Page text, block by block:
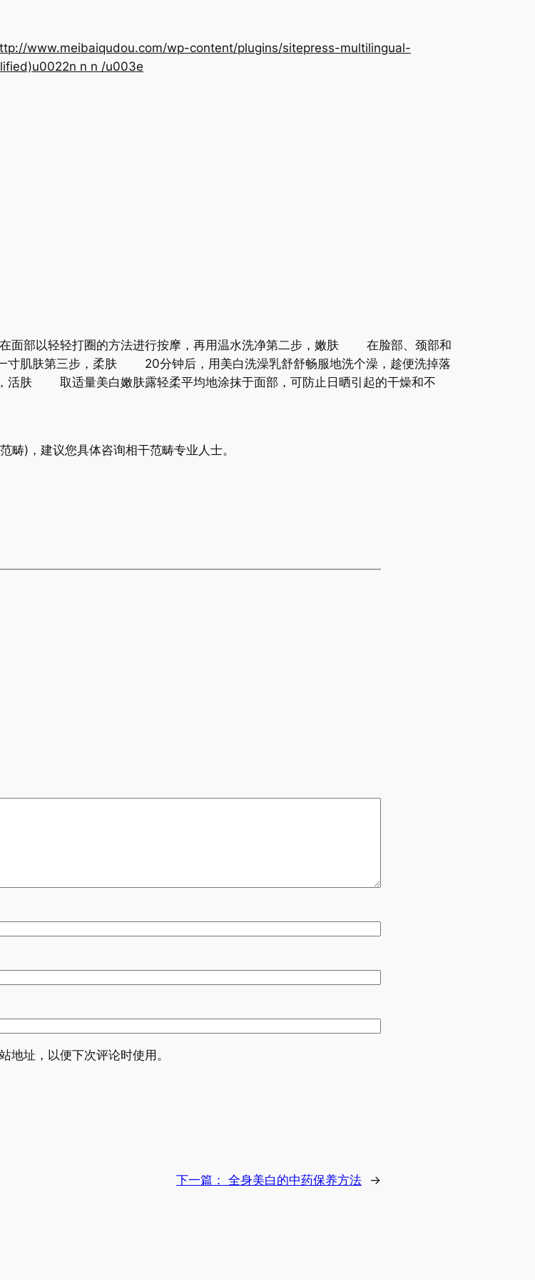
www.meibaiqudou.com/wp-content/plugins/sitepress-multilingual-
n n /u003e
部以轻轻打圈的方法进行按摩，再用温水洗净第二步，嫩肤 在脸部、颈部和
寸肌肤第三步，柔肤 20分钟后，用美白洗澡乳舒舒畅服地洗个澡，趁便洗掉落
活肤 取适量美白嫩肤露轻柔平均地涂抹于面部，可防止日晒引起的干燥和不
畴)，建议您具体咨询相干范畴专业人士。
地址，以便下次评论时使用。
下一篇： 全身美白的中药保养方法 →